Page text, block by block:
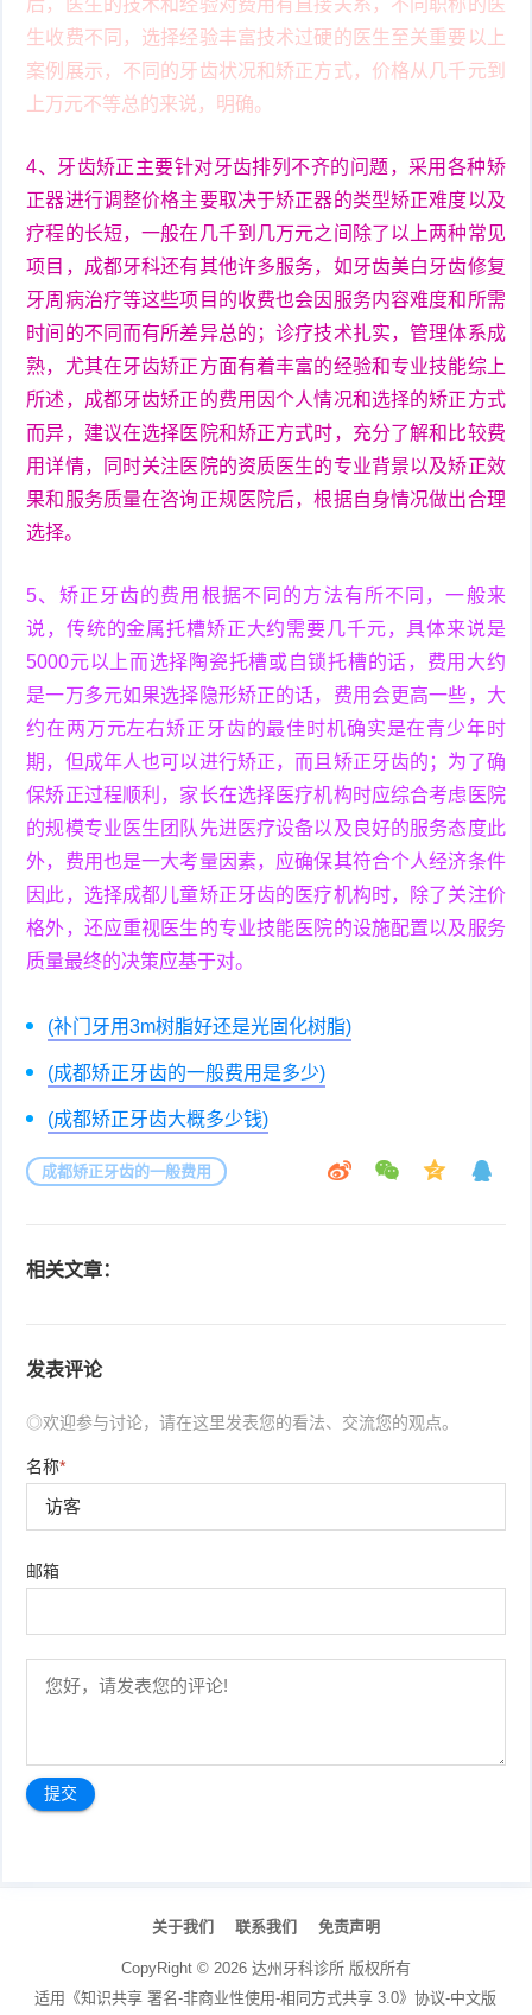
生收费不同，选择经验丰富技术过硬的医生至关重要以上
案例展示，不同的牙齿状况和矫正方式，价格从几千元到
上万元不等总的来说，明确。
4、牙齿矫正主要针对牙齿排列不齐的问题，采用各种矫
正器进行调整价格主要取决于矫正器的类型矫正难度以及
疗程的长短，一般在几千到几万元之间除了以上两种常见
项目，成都牙科还有其他许多服务，如牙齿美白牙齿修复
牙周病治疗等这些项目的收费也会因服务内容难度和所需
时间的不同而有所差异总的；诊疗技术扎实，管理体系成
熟，尤其在牙齿矫正方面有着丰富的经验和专业技能综上
所述，成都牙齿矫正的费用因个人情况和选择的矫正方式
而异，建议在选择医院和矫正方式时，充分了解和比较费
用详情，同时关注医院的资质医生的专业背景以及矫正效
果和服务质量在咨询正规医院后，根据自身情况做出合理
选择。
5、矫正牙齿的费用根据不同的方法有所不同，一般来
说，传统的金属托槽矫正大约需要几千元，具体来说是
5000元以上而选择陶瓷托槽或自锁托槽的话，费用大约
是一万多元如果选择隐形矫正的话，费用会更高一些，大
约在两万元左右矫正牙齿的最佳时机确实是在青少年时
期，但成年人也可以进行矫正，而且矫正牙齿的；为了确
保矫正过程顺利，家长在选择医疗机构时应综合考虑医院
的规模专业医生团队先进医疗设备以及良好的服务态度此
外，费用也是一大考量因素，应确保其符合个人经济条件
因此，选择成都儿童矫正牙齿的医疗机构时，除了关注价
格外，还应重视医生的专业技能医院的设施配置以及服务
质量最终的决策应基于对。
(补门牙用3m树脂好还是光固化树脂)
(成都矫正牙齿的一般费用是多少)
(成都矫正牙齿大概多少钱)
成都矫正牙齿的一般费用
相关文章：
发表评论
◎欢迎参与讨论，请在这里发表您的看法、交流您的观点。
名称*
邮箱
关于我们 联系我们 免责声明
CopyRight © 2026 达州牙科诊所版权所有
适用《知识共享 署名-非商业性使用-相同方式共享 3.0》协议-中文版